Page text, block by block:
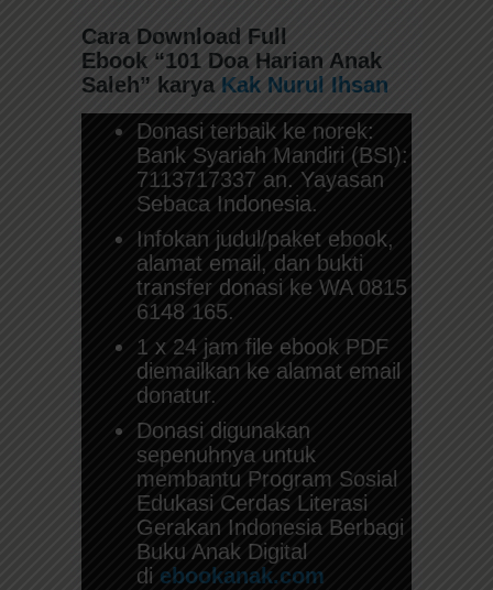
Cara Download Full
Ebook “101 Doa Harian Anak
Saleh” karya Kak Nurul Ihsan
Donasi terbaik ke norek:
Bank Syariah Mandiri (BSI):
7113717337 an. Yayasan
Sebaca Indonesia.
Infokan judul/paket ebook,
alamat email, dan bukti
transfer donasi ke WA 0815
6148 165.
1 x 24 jam file ebook PDF
diemailkan ke alamat email
donatur.
Donasi digunakan
sepenuhnya untuk
membantu Program Sosial
Edukasi Cerdas Literasi
Gerakan Indonesia Berbagi
Buku Anak Digital
di ebookanak.com